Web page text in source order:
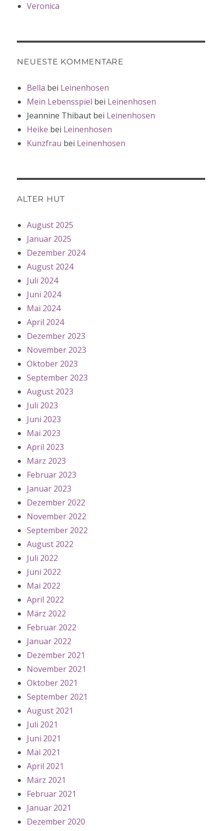
Veronica
NEUESTE KOMMENTARE
Bella bei Leinenhosen
Mein Lebensspiel bei Leinenhosen
Jeannine Thibaut bei Leinenhosen
Heike bei Leinenhosen
Kunzfrau bei Leinenhosen
ALTER HUT
August 2025
Januar 2025
Dezember 2024
August 2024
Juli 2024
Juni 2024
Mai 2024
April 2024
Dezember 2023
November 2023
Oktober 2023
September 2023
August 2023
Juli 2023
Juni 2023
Mai 2023
April 2023
März 2023
Februar 2023
Januar 2023
Dezember 2022
November 2022
September 2022
August 2022
Juli 2022
Juni 2022
Mai 2022
April 2022
März 2022
Februar 2022
Januar 2022
Dezember 2021
November 2021
Oktober 2021
September 2021
August 2021
Juli 2021
Juni 2021
Mai 2021
April 2021
März 2021
Februar 2021
Januar 2021
Dezember 2020